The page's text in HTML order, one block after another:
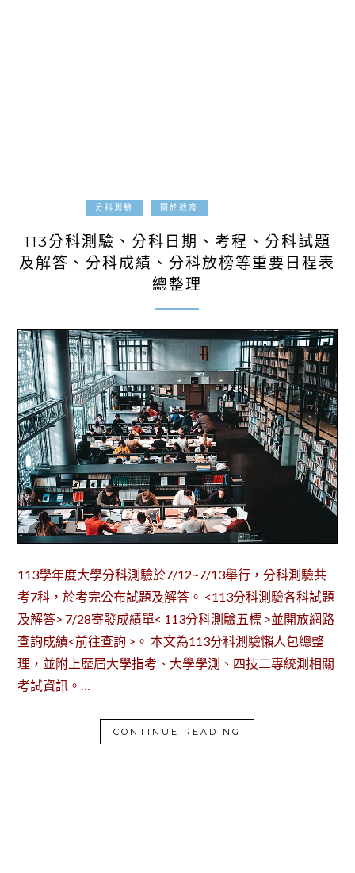
分科測驗 關於教育
113分科測驗、分科日期、考程、分科試題
及解答、分科成績、分科放榜等重要日程表
總整理
113學年度大學分科測驗於7/12~7/13舉行，分科測驗共
考7科，於考完公布試題及解答。 <113分科測驗各科試題
及解答> 7/28寄發成績單< 113分科測驗五標 >並開放網路
查詢成績<前往查詢 >。 本文為113分科測驗懶人包總整
理，並附上歷屆大學指考、大學學測、四技二專統測相關
考試資訊。…
CONTINUE READING